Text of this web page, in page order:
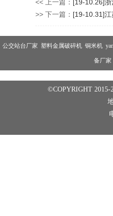
<< 上一篇：
[19-10.26]
>> 下一篇： [19-10.31]
公交站台厂家 塑料金属破碎机 铜米机
备厂家
©COPYRIGHT 2015-